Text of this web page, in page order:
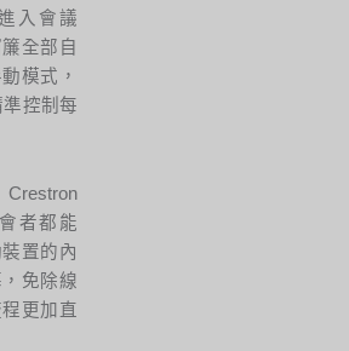
入會議
全部自
模式，
控制每
Crestron
者都能
置的內
免除線
更加直